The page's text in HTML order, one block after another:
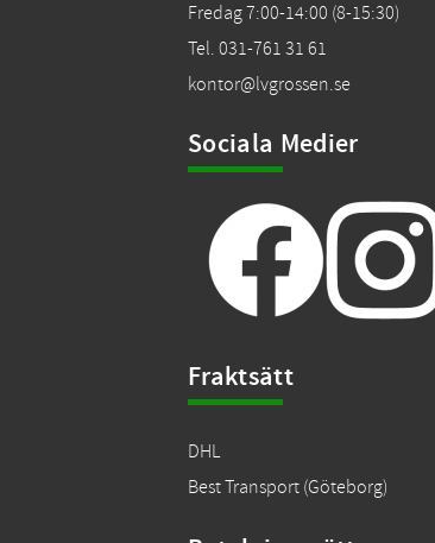
Fredag 7:00-14:00 (8-15:30)
Tel. 031-761 31 61
kontor@lvgrossen.se
Sociala Medier
Fraktsätt
DHL
Best Transport (Göteborg)